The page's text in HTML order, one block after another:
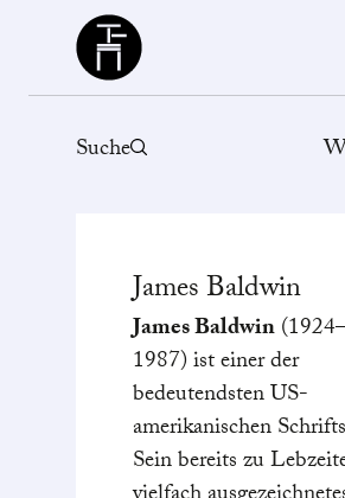
Büchergilde
Suche
JamesBaldwin
James Baldwin
1987) ist einer der
bedeutendsten US-
amerikanischen
Sein bereits zu